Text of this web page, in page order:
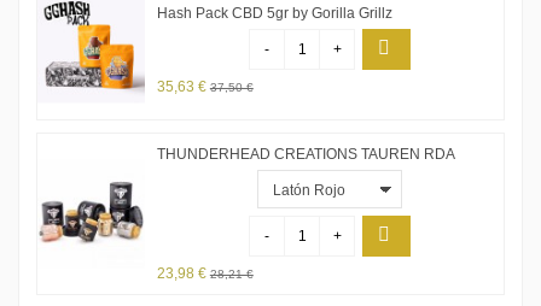
Hash Pack CBD 5gr by Gorilla Grillz
- +
35,63 € 37,50 €
THUNDERHEAD CREATIONS TAUREN RDA
- +
23,98 € 28,21 €